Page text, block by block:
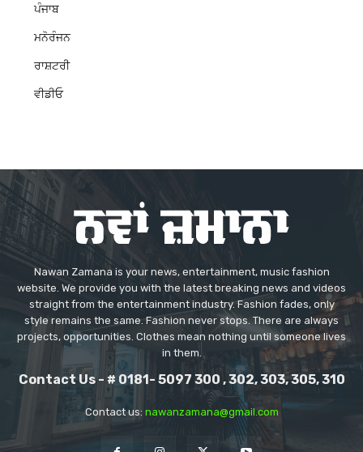
ਪੰਜਾਬ
ਮਨੋਰੰਜਨ
ਰਾਸ਼ਟਰੀ
ਵੀਡੀਓ
Nawan Zamana is your news, entertainment, music fashion
website. We provide you with the latest breaking news and videos
straight from the entertainment industry. Fashion fades, only
style remains the same. Fashion never stops. There are always
projects, opportunities. Clothes mean nothing until someone lives
in them.
Contact Us - # 0181- 5097 300 , 302, 303, 305, 310
Contact us: nawanzamana@gmail.com